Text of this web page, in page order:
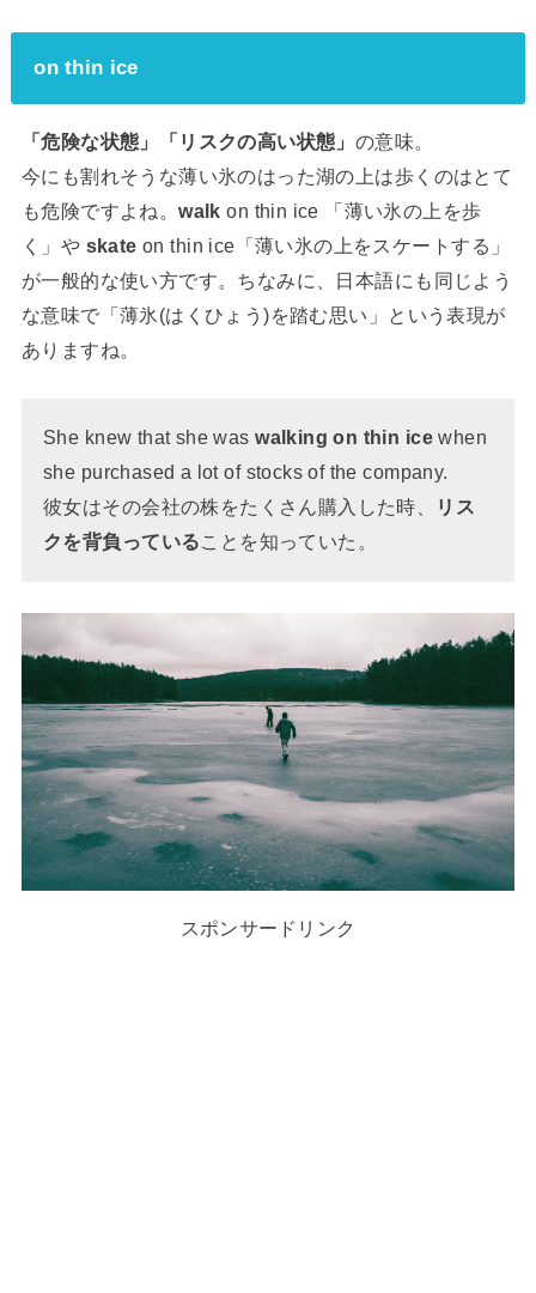
on thin ice
「危険な状態」「リスクの高い状態」 の意味。
今にも割れそうな薄い氷のはった湖の上は歩くのはとて
も危険ですよね。walkon thin ice 「薄い氷の上を歩
く」や skateon thin ice「薄い氷の上をスケートする」
が一般的な使い方です。ちなみに、日本語にも同じよう
な意味で「薄氷(はくひょう)を踏む思い」という表現が
ありますね。
She knew that she waswalking on thin icewhen
she purchased a lot of stocks of the company.
彼女はその会社の株をたくさん購入した時、
リス
クを背負っていることを知っていた。
スポンサードリンク